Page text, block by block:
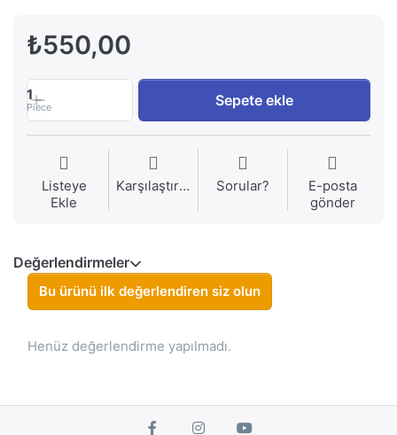
₺550,00
1
Piece Sepete ekle
Listeye
Ekle
Karşılaştırma Sorular?
E-posta
gönder
Değerlendirmeler
Bu ürünü ilk değerlendiren siz olun
Henüz değerlendirme yapılmadı.